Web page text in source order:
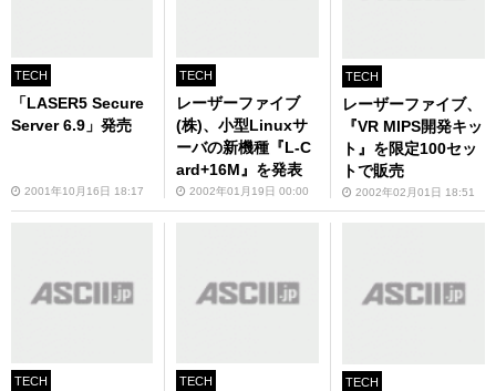
TECH
「LASER5 Secure
Server 6.9」発売
2001年10月16日 18:17
TECH
レーザーファイブ
(株)、小型Linuxサ
ーバの新機種『L-C
ard+16M』を発表
2002年01月19日 00:00
TECH
レーザーファイブ、
『VR MIPS開発キッ
ト』を限定100セッ
トで販売
2002年02月01日 18:51
TECH TECH TECH